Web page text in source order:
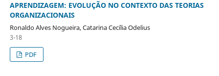
APRENDIZAGEM: EVOLUÇÃO NO CONTEXTO DAS TEORIAS
ORGANIZACIONAIS
Ronaldo Alves Nogueira, Catarina Cecília Odelius
3-18
PDF